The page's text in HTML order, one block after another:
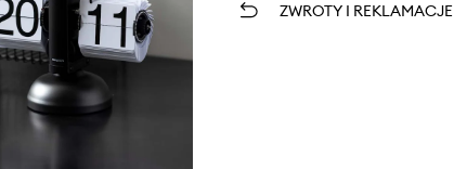
ZWROTY I REKLAMACJE